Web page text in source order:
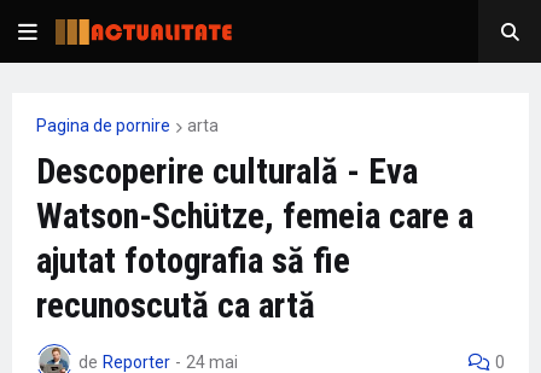
Pagina de pornire arta
Descoperire culturală - Eva
Watson-Schütze, femeia care a
ajutat fotografia să fie
recunoscută ca artă
de Reporter - 24 mai 0